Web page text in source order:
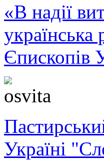
«В надії
Єпископів
Україні